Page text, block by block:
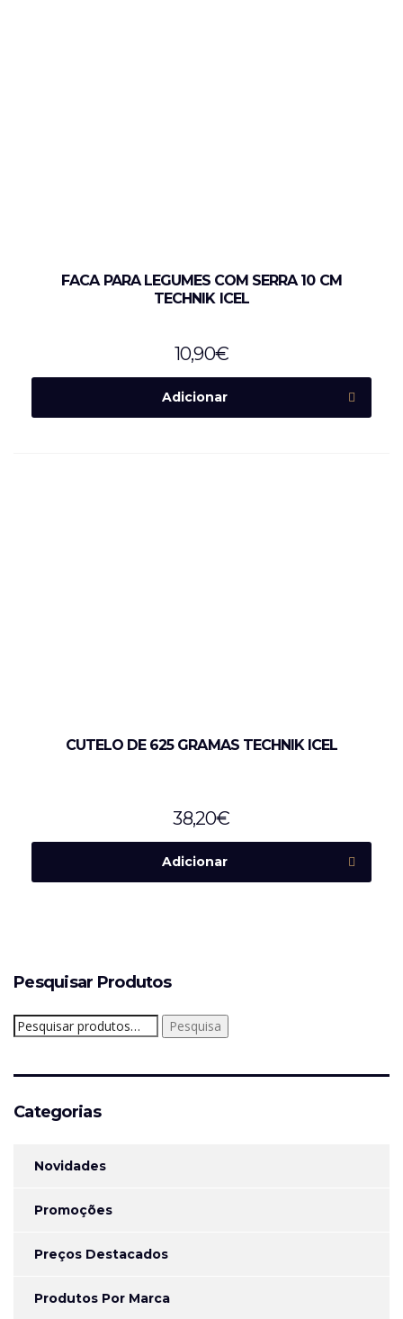
FACA PARA LEGUMES COM SERRA 10 CM
TECHNIK ICEL
10,90€
Adicionar
CUTELO DE 625 GRAMAS TECHNIK ICEL
38,20€
Adicionar
Pesquisar Produtos
Pesquisar
por:
Pesquisa
Categorias
Novidades
Promoções
Preços Destacados
Produtos Por Marca